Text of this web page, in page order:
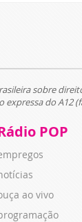
sobre
do A12
POP
ao vivo